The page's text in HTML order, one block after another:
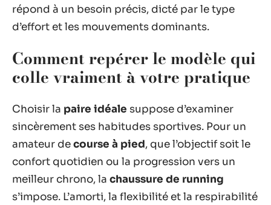
répond à un besoin précis, dicté par le type
d’effort et les mouvements dominants.
Comment repérer le modèle qui
colle vraiment à votre pratique
Choisir la paire idéale suppose d’examiner
sincèrement ses habitudes sportives. Pour un
amateur decourse à pied, que l’objectif soit le
confort quotidien ou la progression vers un
meilleur chrono, la chaussure de running
s’impose. L’amorti, la flexibilité et la respirabilité